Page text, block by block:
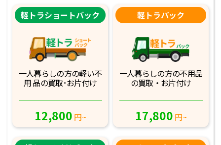
軽トラショートバック
一人暮らしの方の軽い不
用 品の買取･お片付け
12,800 円~
軽トラパック
一人暮らしの方の不用品
の買取・お片付け
17,800 円~